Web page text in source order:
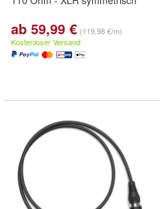
ab 59,99 € (119,98 €/m)
Kostenloser Versand